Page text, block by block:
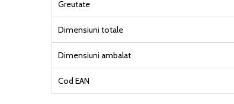
Greutate
Dimensiuni totale
Dimensiuni ambalat
Cod EAN